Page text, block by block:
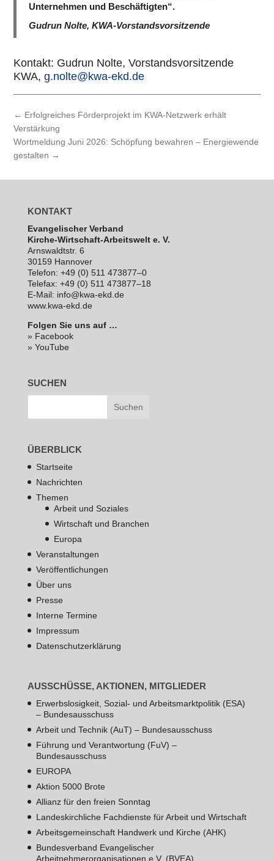
Unternehmen und Beschäftigten“.
Gudrun Nolte, KWA-Vorstandsvorsitzende
Kontakt: Gudrun Nolte, Vor­stands­vor­sit­zende
KWA,g.nolte@kwa-ekd.de
← Erfolgreiches Förderprojekt im KWA-Netzwerk erhält
Verstärkung
Wortmeldung Juni 2026: Schöpfung bewahren – Energiewende
gestalten →
KONTAKT
Evan­ge­li­scher Verband
Kirche-Wirt­schaft-Arbeits­welt e. V.
Arns­waldt­str. 6
30159 Hannover
Telefon: +49 (0) 511 473877–0
Telefax: +49 (0) 511 473877–18
E‑Mail: info@kwa-ekd.de
www.kwa-ekd.de
Folgen Sie uns auf …
» Facebook
» YouTube
SUCHEN
ÜBERBLICK
Startseite
Nachrichten
Themen
Arbeit und Soziales
Wirtschaft und Branchen
Europa
Veranstaltungen
Veröffentlichungen
Über uns
Presse
Interne Termine
Impressum
Datenschutzerklärung
AUSSCHÜSSE, AKTIONEN, MITGLIEDER
Erwerbslosigkeit, Sozial- und Arbeitsmarktpolitik (ESA)
– Bundesausschuss
Arbeit und Technik (AuT) – Bundesausschuss
Führung und Verantwortung (FuV) –
Bundesausschuss
EUROPA
Aktion 5000 Brote
Allianz für den freien Sonntag
Landeskirchliche Fachdienste für Arbeit und Wirtschaft
Arbeitsgemeinschaft Handwerk und Kirche (AHK)
Bundesverband Evangelischer
Arbeitnehmerorganisationen e.V. (BVEA)